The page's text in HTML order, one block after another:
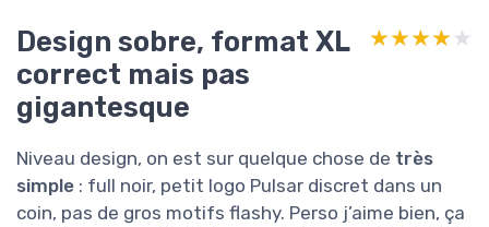
Design sobre, format XL
correct mais pas
gigantesque
★★★★★
★★★★★
Niveau design, on est sur quelque chose de très
simple : full noir, petit logo Pulsar discret dans un
coin, pas de gros motifs flashy. Perso j’aime bien, ça